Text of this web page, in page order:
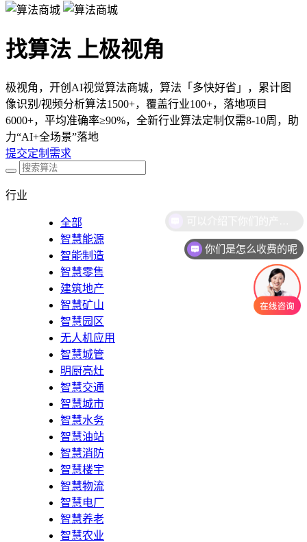
找算法 上极视角
极视角，开创AI视觉算法商城，算法「多快好省」，累计图
像识别/视频分析算法1500+，覆盖行业100+，落地项目
6000+，平均准确率≥90%，全新行业算法定制仅需8-10周，助
力“AI+全场景”落地
提交定制需求
行业
全部
智慧能源
智能制造
智慧零售
建筑地产
智慧矿山
智慧园区
无人机应用
智慧城管
明厨亮灶
智慧交通
智慧城市
智慧水务
智慧油站
智慧消防
智慧楼宇
智慧物流
智慧电厂
智慧养老
智慧农业
你们是怎么收费的呢